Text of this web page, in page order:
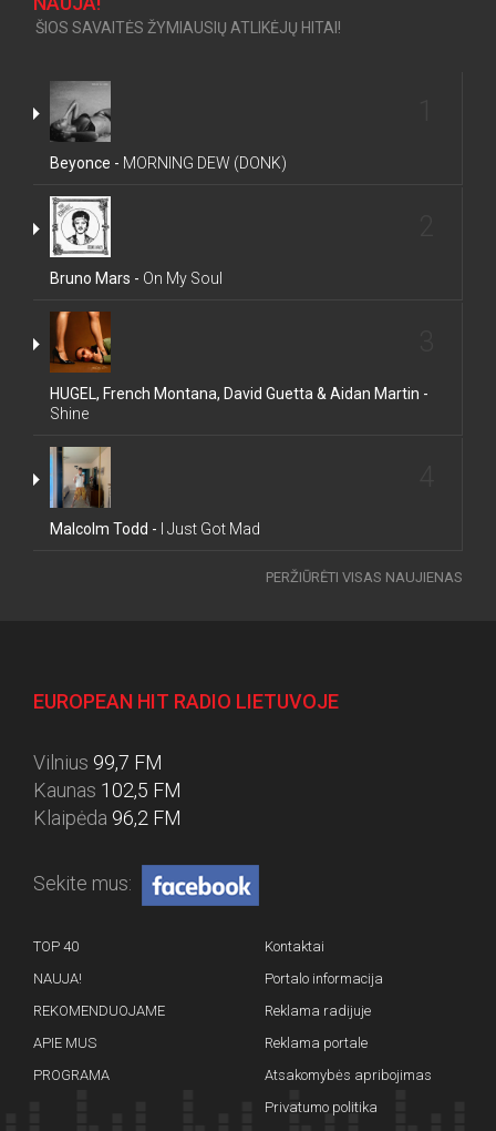
ŠIOS SAVAITĖS ŽYMIAUSIŲ ATLIKĖJŲ HITAI!
Beyonce - MORNING DEW (DONK)
Bruno Mars - On My Soul
HUGEL, French Montana, David Guetta & Aidan Martin -
Shine
Malcolm Todd - I Just Got Mad
PERŽIŪRĖTI VISAS NAUJIENAS
EUROPEAN HIT RADIO LIETUVOJE
Vilnius 99,7 FM
Kaunas 102,5 FM
Klaipėda 96,2 FM
Sekite mus:
TOP 40
NAUJA!
REKOMENDUOJAME
APIE MUS
PROGRAMA
Kontaktai
Portalo informacija
Reklama radijuje
Reklama portale
Atsakomybės apribojimas
Privatumo politika